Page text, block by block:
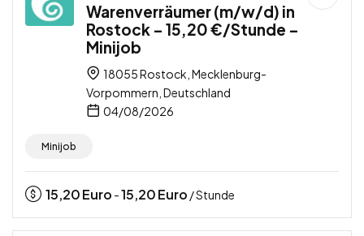
Warenverräumer (m/w/d) in
Rostock – 15,20 €/Stunde –
Minijob
18055 Rostock, Mecklenburg-
Vorpommern, Deutschland
04/08/2026
Minijob
15,20Euro -15,20Euro / Stunde